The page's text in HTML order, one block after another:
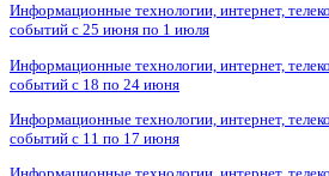
Информационные технологии, интернет,
событий с 25 июня по 1 июля
Информационные технологии, интернет,
событий с 18 по 24 июня
Информационные технологии, интернет,
событий с 11 по 17 июня